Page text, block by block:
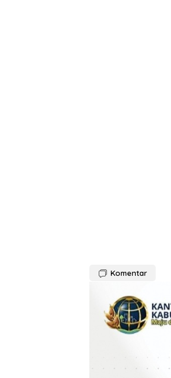
Komentar